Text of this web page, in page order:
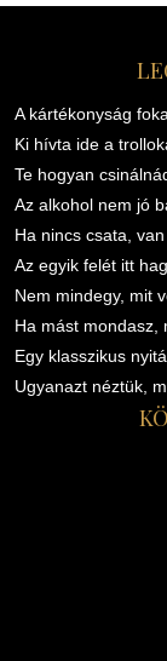
A kártékonyság
Ki hívta ide a
Te hogyan
Az alkohol nem jó
Ha nincs csata,
Az egyik felét itt
Nem mindegy, mit
Ha mást mondasz,
Egy klasszikus
Ugyanazt néztük,